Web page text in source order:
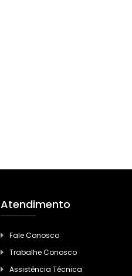
Atendimento
Fale Conosco
Trabalhe Conosco
Assistência Técnica